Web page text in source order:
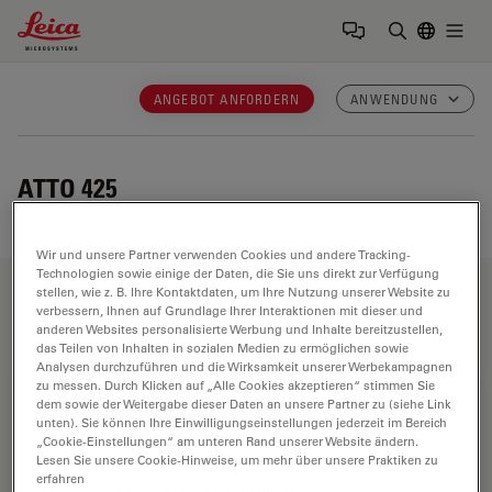
Leica Microsystems Logo
ANGEBOT ANFORDERN ANWENDUNG
ATTO 425
Anwendungsbereiche
Biowissenschaften
Die Life Science Division von Leica Microsystems erfüllt
die Bildgebungsanforderungen der Wissenschaft mit
höchster Innovationsfähigkeit und technischem Know-
Wir und unsere Partner verwenden Cookies und andere Tracking-
Technologien sowie einige der Daten, die Sie uns direkt zur Verfügung
stellen, wie z. B. Ihre Kontaktdaten, um Ihre Nutzung unserer Website zu
verbessern, Ihnen auf Grundlage Ihrer Interaktionen mit dieser und
anderen Websites personalisierte Werbung und Inhalte bereitzustellen,
das Teilen von Inhalten in sozialen Medien zu ermöglichen sowie
Analysen durchzuführen und die Wirksamkeit unserer Werbekampagnen
zu messen. Durch Klicken auf „Alle Cookies akzeptieren“ stimmen Sie
dem sowie der Weitergabe dieser Daten an unsere Partner zu (siehe Link
unten). Sie können Ihre Einwilligungseinstellungen jederzeit im Bereich
„Cookie-Einstellungen“ am unteren Rand unserer Website ändern.
Lesen Sie unsere Cookie-Hinweise, um mehr über unsere Praktiken zu
erfahren